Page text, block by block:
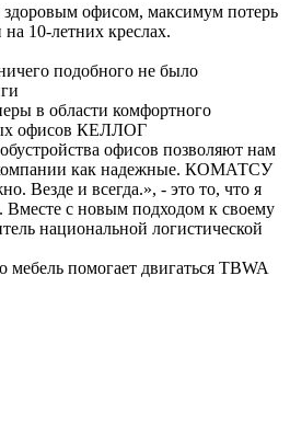
здоровым офисом, максимум потерь
10-летних креслах.
подобного не было
в области комфортного
офисов КЕЛЛОГ
офисов позволяют нам
как надежные. КОМАТСУ
Везде и всегда.», - это то, что я
Вместе с новым подходом к своему
национальной логистической
помогает двигаться TBWA